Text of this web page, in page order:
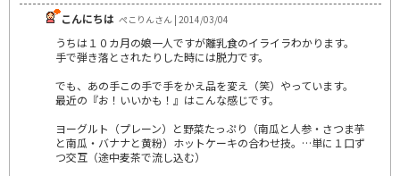
こんにちは ぺこりんさん | 2014/03/04
うちは１０カ月の娘一人ですが離乳食のイライラわかります。
手で弾き落とされたりした時には脱力です。
でも、あの手この手で手をかえ品を変え（笑）やっています。
最近の『お！いいかも！』はこんな感じです。
ヨーグルト（プレーン）と野菜たっぷり（南瓜と人参・さつま芋
と南瓜・バナナと黄粉）ホットケーキの合わせ技。…単に１口ず
つ交互（途中麦茶で流し込む）